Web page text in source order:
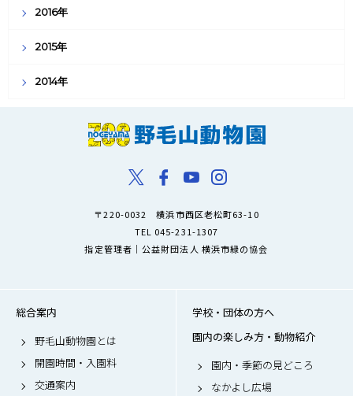
2016年
2015年
2014年
〒220-0032 横浜市西区老松町63-10
TEL 045-231-1307
指定管理者｜公益財団法人 横浜市緑の協会
総合案内
野毛山動物園とは
開園時間・入園料
交通案内
学校・団体の方へ
園内の楽しみ方・動物紹介
園内・季節の見どころ
なかよし広場